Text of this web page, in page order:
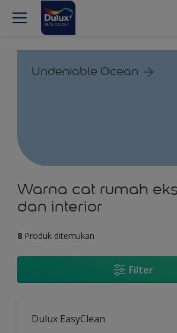
Undeniable Ocean
Warna cat rumah
dan interior
8 Produk ditemukan
Filter
Dulux EasyClean